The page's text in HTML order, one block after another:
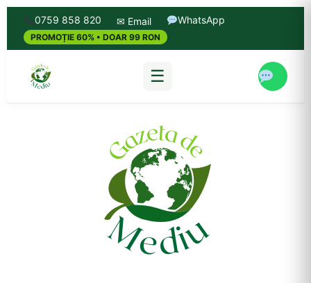
0759 858 820 ✉ Email WhatsApp
PROMOȚIE 60% • DOAR 99 RON
☰